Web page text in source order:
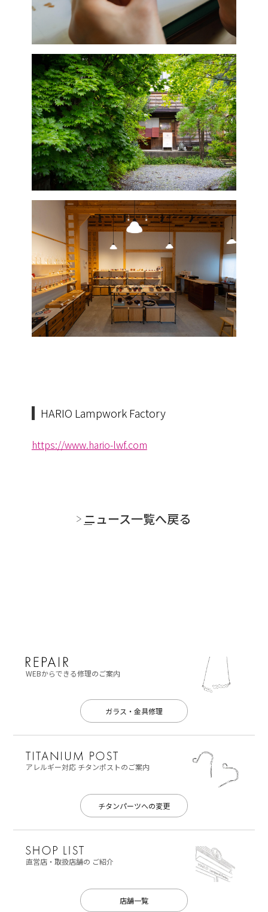
HARIO Lampwork Factory
https://www.hario-lwf.com
ニュース一覧へ戻る
WEBからできる修理のご案内
ガラス・金具修理
アレルギー対応チタンポストのご案内
チタンパーツへの変更
直営店・取扱店舗の ご紹介
店舗一覧